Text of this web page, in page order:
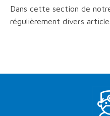
Dans cette section de
régulièrement divers